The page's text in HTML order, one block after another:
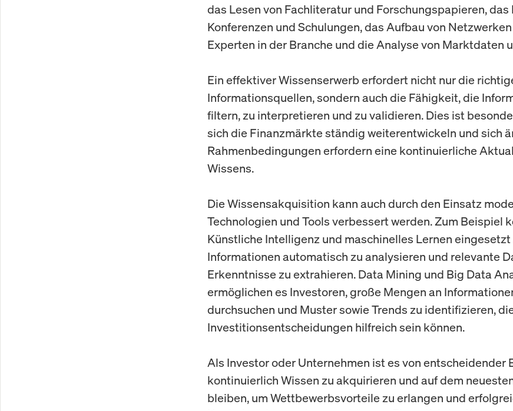
das Lesen von Fachliteratur und Forschungspapieren, das
Konferenzen und Schulungen, das Aufbau von
Experten in der Branche und die Analyse von Marktdaten
Ein effektiver Wissenserwerb erfordert nicht nur die
Informationsquellen, sondern auch die Fähigkeit, die
filtern, zu interpretieren und zu validieren. Dies ist
sich die Finanzmärkte ständig weiterentwickeln und sich
Rahmenbedingungen erfordern eine kontinuierliche
Wissens.
Die Wissensakquisition kann auch durch den Einsatz
Technologien und Tools verbessert werden. Zum Beispiel
Künstliche Intelligenz und maschinelles Lernen eingesetzt
Informationen automatisch zu analysieren und relevante
Erkenntnisse zu extrahieren. Data Mining und Big Data
ermöglichen es Investoren, große Mengen an
durchsuchen und Muster sowie Trends zu identifizieren,
Investitionsentscheidungen hilfreich sein können.
Als Investor oder Unternehmen ist es von entscheidender
kontinuierlich Wissen zu akquirieren und auf dem
bleiben, um Wettbewerbsvorteile zu erlangen und